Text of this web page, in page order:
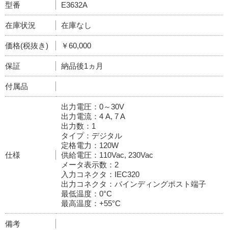
型番 E3632A
在庫状況 在庫なし
価格(税抜き) ￥60,000
保証 納品後1ヵ月
付属品
仕様
出力電圧：0～30V
出力電流：4 A, 7 A
出力数：1
タイプ：デジタル
定格電力：120W
供給電圧：110Vac, 230Vac
メータ表示数：2
入力コネクタ：IEC320
出力コネクタ：バインディングポスト端子
最低温度：0°C
最高温度：+55°C
備考